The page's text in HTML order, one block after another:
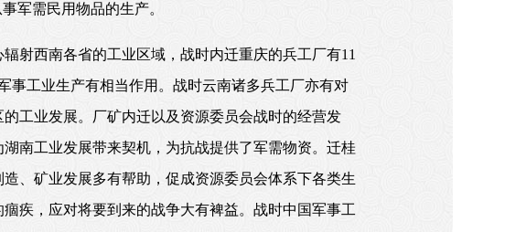
军需民用物品的生产。
射西南各省的工业区域，战时内迁重庆的兵工厂有11
事工业生产有相当作用。战时云南诸多兵工厂亦有对
工业发展。厂矿内迁以及资源委员会战时的经营发
南工业发展带来契机，为抗战提供了军需物资。迁桂
、矿业发展多有帮助，促成资源委员会体系下各类生
疾，应对将要到来的战争大有裨益。战时中国军事工